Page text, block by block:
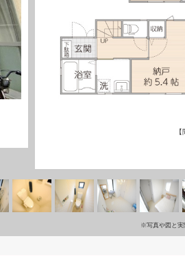
※写真や図と実